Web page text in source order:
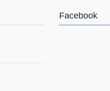
Facebook